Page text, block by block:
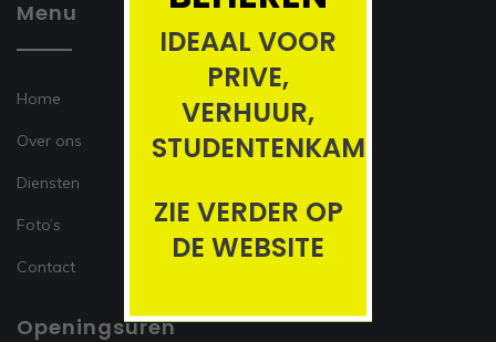
Menu
Home
Over ons
Diensten
Foto’s
Contact
Openingsuren
IDEAAL VOOR
PRIVE,
VERHUUR,
STUDENTENKAMERS
ZIE VERDER OP
DE WEBSITE